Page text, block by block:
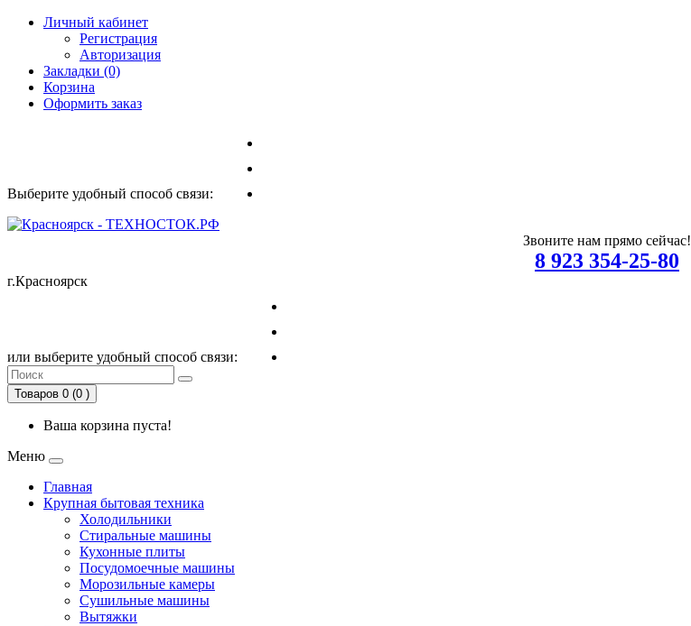
Личный кабинет
Регистрация
Авторизация
Закладки (0)
Корзина
Оформить заказ
Выберите удобный способ связи:
Звоните нам прямо сейчас!
8 923 354-25-80
г.Красноярск
или выберите удобный способ связи:
Товаров 0 (0 )
Ваша корзина пуста!
Меню
Главная
Крупная бытовая техника
Холодильники
Стиральные машины
Кухонные плиты
Посудомоечные машины
Морозильные камеры
Сушильные машины
Вытяжки